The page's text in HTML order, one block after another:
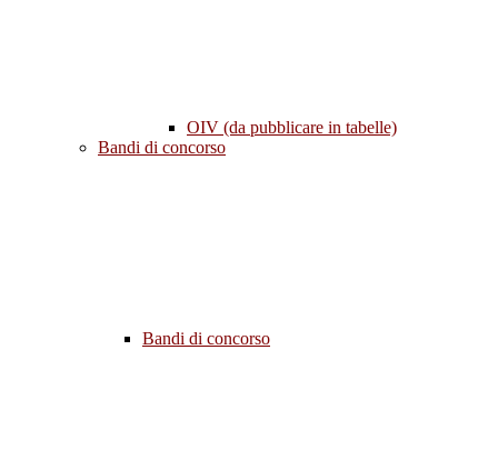
OIV (da pubblicare in tabelle)
Bandi di concorso
Bandi di concorso